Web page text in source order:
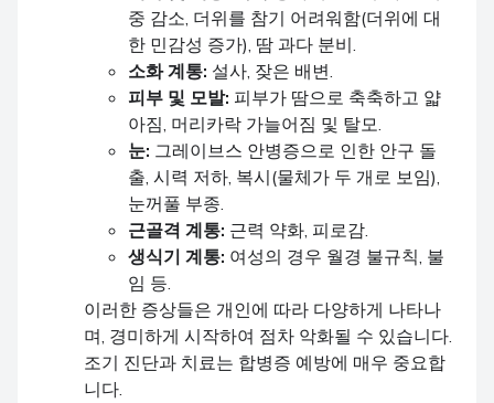
중 감소, 더위를 참기 어려워함(더위에 대
한 민감성 증가), 땀 과다 분비.
소화 계통: 설사, 잦은 배변.
피부 및 모발: 피부가 땀으로 축축하고 얇
아짐, 머리카락 가늘어짐 및 탈모.
눈: 그레이브스 안병증으로 인한 안구 돌
출, 시력 저하, 복시(물체가 두 개로 보임),
눈꺼풀 부종.
근골격 계통: 근력 약화, 피로감.
생식기 계통: 여성의 경우 월경 불규칙, 불
임 등.
이러한 증상들은 개인에 따라 다양하게 나타나
며, 경미하게 시작하여 점차 악화될 수 있습니다.
조기 진단과 치료는 합병증 예방에 매우 중요합
니다.